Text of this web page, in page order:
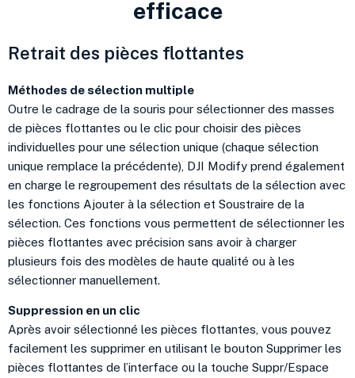
efficace​
Retrait des pièces flottantes
Méthodes de sélection multiple
Outre le cadrage de la souris pour sélectionner des masses
de pièces flottantes ou le clic pour choisir des pièces
individuelles pour une sélection unique (chaque sélection
unique remplace la précédente), DJI Modify prend également
en charge le regroupement des résultats de la sélection avec
les fonctions Ajouter à la sélection et Soustraire de la
sélection. Ces fonctions vous permettent de sélectionner les
pièces flottantes avec précision sans avoir à charger
plusieurs fois des modèles de haute qualité ou à les
sélectionner manuellement.
Suppression en un clic
Après avoir sélectionné les pièces flottantes, vous pouvez
facilement les supprimer en utilisant le bouton Supprimer les
pièces flottantes de l’interface ou la touche Suppr/Espace